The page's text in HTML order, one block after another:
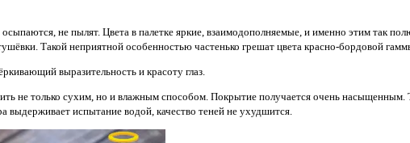
не пылят. Цвета в палетке яркие, взаимодополняемые, и именно этим так
Такой неприятной особенностью частенько грешат цвета красно-бордовой
выразительность и красоту глаз.
не только сухим, но и влажным способом. Покрытие получается очень насыщенным.
выдерживает испытание водой, качество теней не ухудшится.